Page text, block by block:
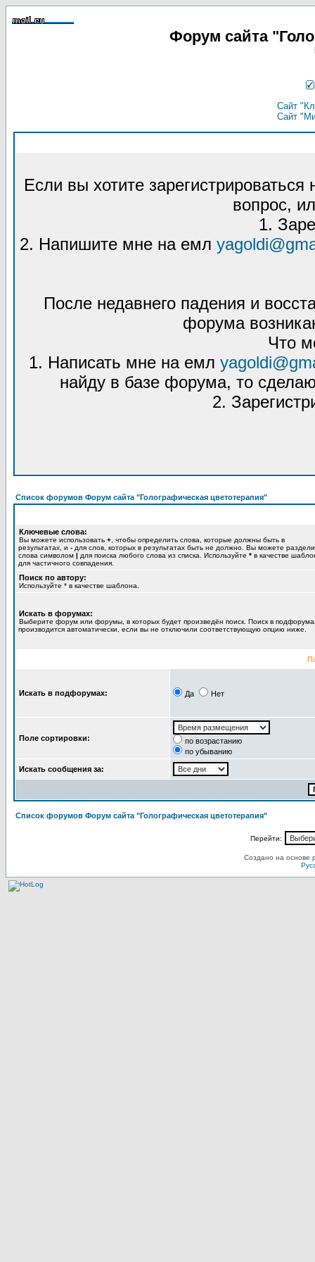
Форум сайта
Сайт
Сайт
Если вы хотите
вопрос,
1.
2. Напишите мне на емл
После недавнего падения и
форума
Что
1. Написать мне на емл
найду в базе форума, то
2.
Список форумов Форум сайта "Голографическая цветотерапия"
Ключевые слова:
Вы можете использовать + , чтобы определить слова, которые должны быть в
результатах, и - для слов, которых в результатах быть не должно. Вы можете
слова символом | для поиска любого слова из списка. Используйте * в качестве
для частичного совпадения.
Поиск по автору:
Используйте * в качестве шаблона.
Искать в форумах:
Выберите форум или форумы, в которых будет произведён поиск. Поиск в
производится автоматически, если вы не отключили соответствующую опцию ниже.
Искать в подфорумах: Да Нет
Поле сортировки:
по возрастанию
по убыванию
Искать сообщения за:
Список форумов Форум сайта "Голографическая цветотерапия"
Перейти:
Создано на основе